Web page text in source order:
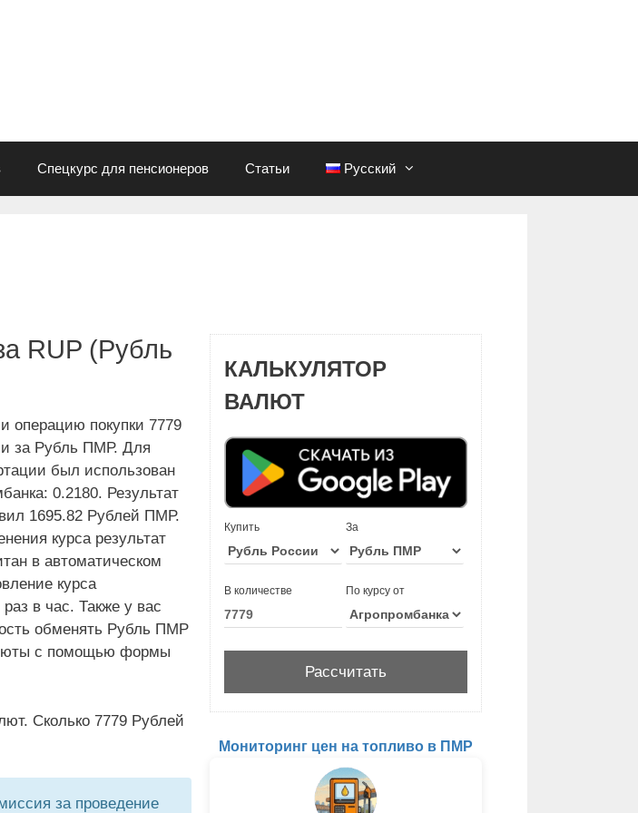
Спецкурс для пенсионеров Статьи Русский
RUP (Рубль
операцию покупки 7779
за Рубль ПМР. Для
был использован
0.2180. Результат
1695.82 Рублей ПМР.
курса результат
в автоматическом
курса
в час. Также у вас
обменять Рубль ПМР
с помощью формы
Сколько 7779 Рублей
за проведение
КАЛЬКУЛЯТОР
ВАЛЮТ
Купить За
В количестве По курсу от
Мониторинг цен на топливо в ПМР